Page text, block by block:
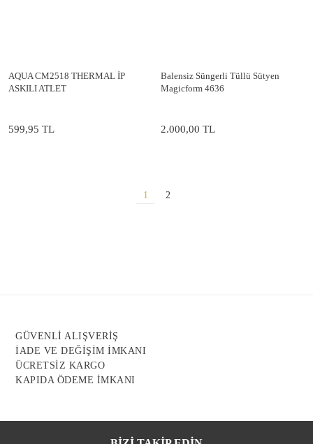
AQUA CM2518 THERMAL İP
ASKILI ATLET
599,95 TL
Balensiz Süngerli Tüllü Sütyen
Magicform 4636
2.000,00 TL
1 2
GÜVENLİ ALIŞVERİŞ
İADE VE DEĞİŞİM İMKANI
ÜCRETSİZ KARGO
KAPIDA ÖDEME İMKANI